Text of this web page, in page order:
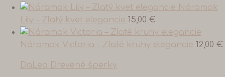
Náramok
Lily – Zlatý kvet elegancie 15,00 €
Náramok Victoria – Zlaté kruhy elegancie 12,00 €
DaLea Drevené šperky